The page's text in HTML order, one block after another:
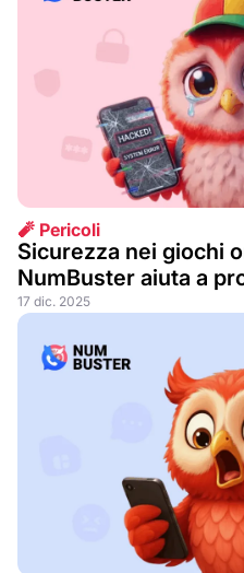
🧨 Pericoli
Sicurezza nei giochi
NumBuster aiuta a
17 dic. 2025